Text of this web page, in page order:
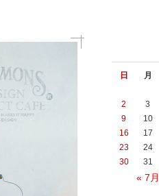
日 月
« 7月
2
3
9
10
16
17
23
24
30
31